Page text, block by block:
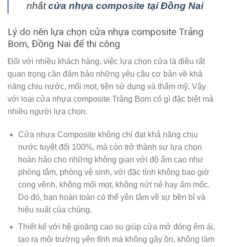
nhấtcửa nhựa composite tại Đồng Nai
Lý do nên lựa chọn cửa nhựa composite Trảng
Bom, Đồng Nai để thi công
Đối với nhiều khách hàng, việc lựa chọn cửa là điều rất
quan trọng cần đảm bảo những yêu cầu cơ bản về khả
năng chịu nước, mối mọt, tiện sử dụng và thẩm mỹ. Vậy
với loại cửa nhựa composite Trảng Bom có gì đặc biệt mà
nhiều người lựa chọn.
Cửa nhựa Composite không chỉ đạt khả năng chịu
nước tuyệt đối 100%, mà còn trở thành sự lựa chọn
hoàn hảo cho những không gian với độ ẩm cao như
phòng tắm, phòng vệ sinh, với đặc tính không bao giờ
cong vênh, không mối mọt, không nứt nẻ hay ẩm mốc.
Do đó, bạn hoàn toàn có thể yên tâm về sự bền bỉ và
hiệu suất của chúng.
Thiết kế với hệ gioăng cao su giúp cửa mở đóng êm ái,
tạo ra môi trường yên tĩnh mà không gây ồn, không làm